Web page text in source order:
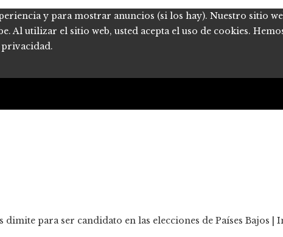
y para mostrar anuncios (si los hay). Nuestro sitio
Al utilizar el sitio web, usted acepta el uso de cookies.
privacidad.
para ser candidato en las elecciones de Países Bajos |